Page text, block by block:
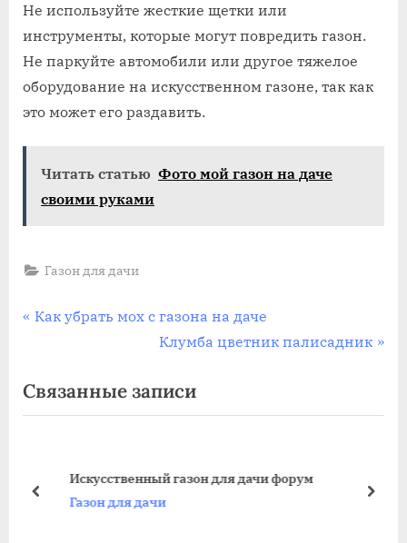
Не используйте жесткие щетки или
инструменты, которые могут повредить газон.
Не паркуйте автомобили или другое тяжелое
оборудование на искусственном газоне, так как
это может его раздавить.
Читать статью Фото мой газон на даче
своими руками
Газон для дачи
Навигация
записям
П
д
ы
щ
Как убрать мох с газона на даче
С
е
д
Клумба цветник палисадник
Связанные записи
Искусственный газон для дачи форум
Газон для дачи
пред